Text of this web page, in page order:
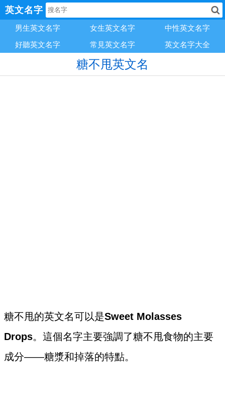
英文名字
男生英文名字 女生英文名字
中性英文名字
好聽英文名字
常見英文名字 英文名字大全
糖不甩英文名
糖不甩的英文名可以是Sweet Molasses
Drops。這個名字主要強調了糖不甩食物的主要
成分——糖漿和掉落的特點。